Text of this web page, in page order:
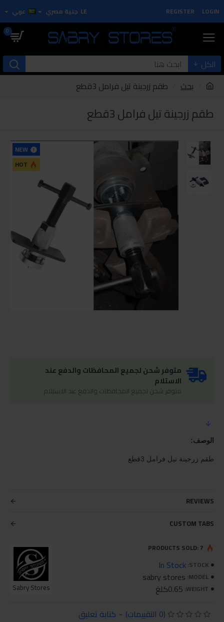
LOGIN
REGISTER
LE جنية مصري عربي
0
الكل
بحث
طقم زرجينة تيل فرامل 3قطع
طقم زرجينة تيل فرامل 3قطع
NEW
HOT
متوفر شحن لجميع المحافظات والدفع عند
الاستلام
متوفر شحن لجميع المحافظات والدفع عند الاستلام
الوصف:
طقم زرجينة تيل فرامل 3قطع
REVIEWS
CUSTOM TABS
STOCK:
In Stock
MODEL:
sabry stores
WEIGHT: 0.65كلغ Sabry Stores
PRODUCTS SOLD: 7
(0 التقييمات) - كتابة تعليق